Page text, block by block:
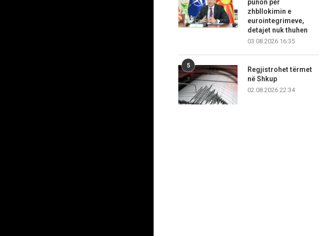
punon për
zhbllokimin e
eurointegrimeve,
detajet nuk thuhen
03.08.2026 16:35
5
Regjistrohet tërmet
në Shkup
02.08.2026 22:34